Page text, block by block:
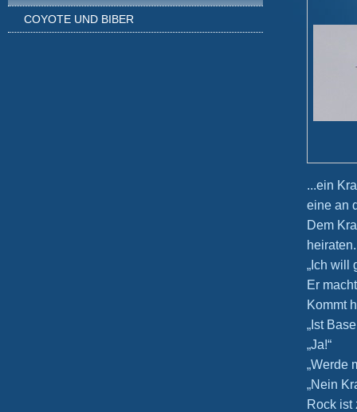
...ein
eine an
Dem
heiraten.
„Ich
Er
Kommt
„Ist
„Ja!“
„Werde
„Nein
Rock ist
COYOTE UND BIBER